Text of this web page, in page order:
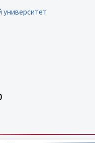
университет